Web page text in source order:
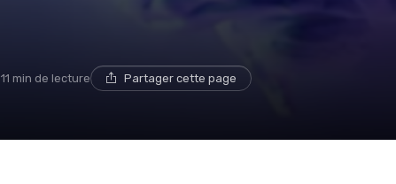
11 min de lecture Partager cette page